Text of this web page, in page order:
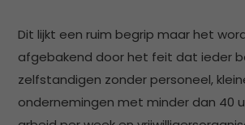
Dit lijkt een ruim begrip maar het
afgebakend door het feit dat ieder
zelfstandigen zonder personeel,
ondernemingen met minder dan 40